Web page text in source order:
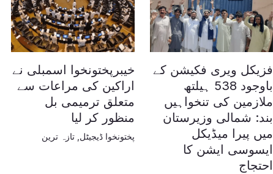
فزیکل ویری فکیشن کے
باوجود 538 ہیلتھ
ملازمین کی تنخواہیں
بند: شمالی وزیرستان
میں پیرا میڈیکل
ایسوسی ایشن کا
احتجاج
خیبرپختونخوا اسمبلی نے
اراکین کی مراعات سے
متعلق ترمیمی بل
منظور کر لیا
پختونخوا ڈیجیٹل ,تازہ ترین